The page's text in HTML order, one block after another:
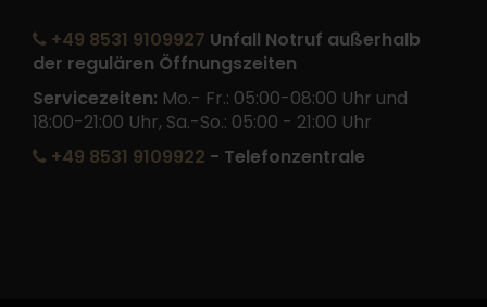
+49 8531 9109927 Unfall Notruf außerhalb
der regulären Öffnungszeiten
Servicezeiten: Mo.- Fr.: 05:00-08:00 Uhr und
18:00-21:00 Uhr, Sa.-So.: 05:00 - 21:00 Uhr
+49 8531 9109922 - Telefonzentrale